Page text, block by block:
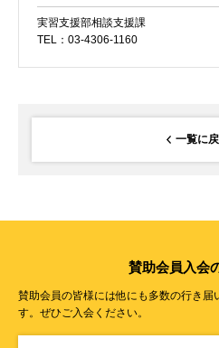
実習支援部相談支援課
TEL：03-4306-1160
一覧に
賛助会員入会
賛助会員の皆様には他にも多数の行き届
す。ぜひご入会ください。